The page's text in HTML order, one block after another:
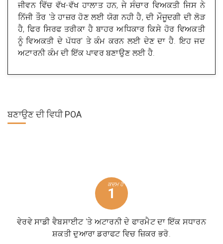
ਜੀਵਨ ਵਿੱਚ ਵੱਖ-ਵੱਖ ਹਾਲਾਤ ਹਨ, ਜੇ ਸੰਚਾਰ ਵਿਅਕਤੀ ਜਿਸ ਨੇ
ਨਿੱਜੀ ਤੌਰ 'ਤੇ ਹਾਜ਼ਰ ਹੋਣ ਲਈ ਯੋਗ ਨਹੀ ਹੈ, ਦੀ ਮੌਜੂਦਗੀ ਦੀ ਲੋੜ
ਹੈ, ਫਿਰ ਸਿਰਫ ਤਰੀਕਾ ਹੈ ਬਾਹਰ ਅਧਿਕਾਰ ਕਿਸੇ ਹੋਰ ਵਿਅਕਤੀ
ਨੂੰ ਵਿਅਕਤੀ ਦੇ ਪੱਧਰ' ਤੇ ਕੰਮ ਕਰਨ ਲਈ ਦੇਣ ਦਾ ਹੈ. ਇਹ ਜਦ
ਅਟਾਰਨੀ ਕੰਮ ਦੀ ਇੱਕ ਪਾਵਰ ਬਣਾਉਣ ਲਈ ਹੈ.
ਬਣਾਉਣ ਦੀ ਵਿਧੀPOA
ਕਦਮ ਹੈ
1
ਵੇਰਵੇ ਸਾਡੀ ਵੈਬਸਾਈਟ 'ਤੇ ਅਟਾਰਨੀ ਦੇ ਫਾਰਮੈਟ ਦਾ ਇੱਕ ਸਧਾਰਨ
ਸ਼ਕਤੀ ਦੁਆਰਾ ਡਰਾਫਟ ਵਿਚ ਜ਼ਿਕਰ ਭਰੋ.